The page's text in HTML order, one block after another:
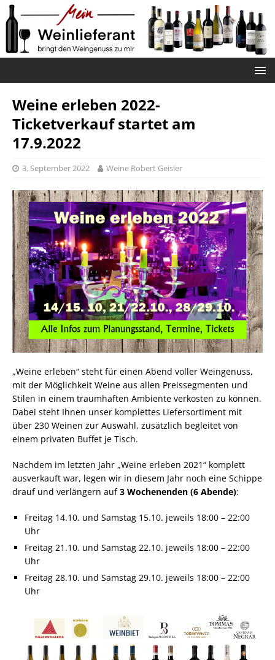
Weine erleben 2022-
Ticketverkauf startet am
17.9.2022
3. September 2022 Weine Robert Geisler
„Weine erleben“ steht für einen Abend voller Weingenuss,
mit der Möglichkeit Weine aus allen Preissegmenten und
Stilen in einem traumhaften Ambiente verkosten zu können.
Dabei steht Ihnen unser komplettes Liefersortiment mit
über 230 Weinen zur Auswahl, zusätzlich begleitet von
einem privaten Buffet je Tisch.
Nachdem im letzten Jahr „Weine erleben 2021“ komplett
ausverkauft war, legen wir in diesem Jahr noch eine Schippe
drauf und verlängern auf3 Wochenenden (6 Abende):
Freitag 14.10. und Samstag 15.10. jeweils 18:00 – 22:00
Uhr
Freitag 21.10. und Samstag 22.10. jeweils 18:00 – 22:00
Uhr
Freitag 28.10. und Samstag 29.10. jeweils 18:00 – 22:00
Uhr